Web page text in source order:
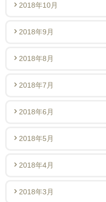
2018年10月
2018年9月
2018年8月
2018年7月
2018年6月
2018年5月
2018年4月
2018年3月